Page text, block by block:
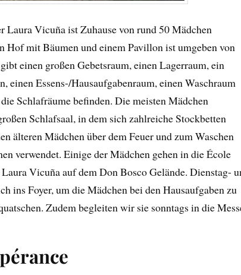
Laura Vicuña ist Zuhause von rund 50 Mädchen
Hof mit Bäumen und einem Pavillon ist umgeben von
einen großen Gebetsraum, einen Lagerraum, ein
einen Essens-/Hausaufgabenraum, einen Waschraum
Schlafräume befinden. Die meisten Mädchen
Schlafsaal, in dem sich zahlreiche Stockbetten
älteren Mädchen über dem Feuer und zum Waschen
verwendet. Einige der Mädchen gehen in die École
Vicuña auf dem Don Bosco Gelände. Dienstag-
ins Foyer, um die Mädchen bei den Hausaufgaben zu
Zudem begleiten wir sie sonntags in die